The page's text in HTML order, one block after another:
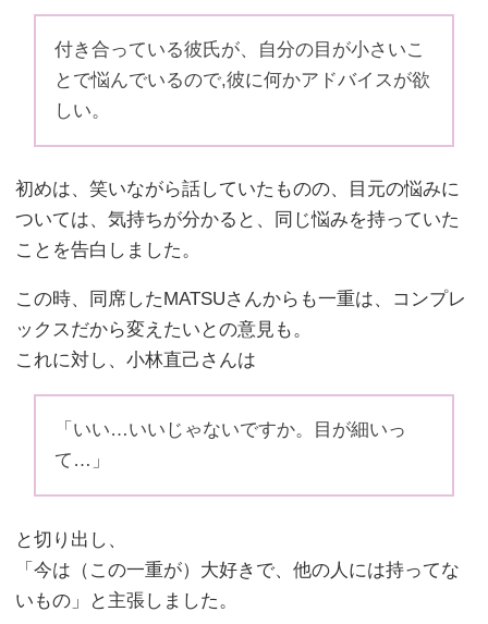
付き合っている彼氏が、自分の目が小さいこ
とで悩んでいるので,彼に何かアドバイスが欲
しい。
初めは、笑いながら話していたものの、目元の悩みに
ついては、気持ちが分かると、同じ悩みを持っていた
ことを告白しました。
この時、同席したMATSUさんからも一重は、コンプレ
ックスだから変えたいとの意見も。
これに対し、小林直己さんは
「いい…いいじゃないですか。目が細いっ
て…」
と切り出し、
「今は（この一重が）大好きで、他の人には持ってな
いもの」と主張しました。